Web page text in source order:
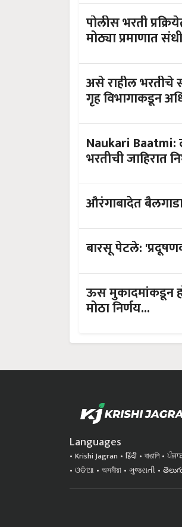
पोलीस भरती
मोठ्या प्रमाणात
असे राहील भरतीचे
गृह विभागाकडून
Naukari Baatmi:
भरतीची जाहिरात
औरंगाबादेत
बारसू पेटले:
ऊस मुकादमांकडून
मोठा निर्णय...
Languages
Krishi Jagran हिंदी বাঙালি
ଓଡିଆ
অসমীয়া ગુજરાતી